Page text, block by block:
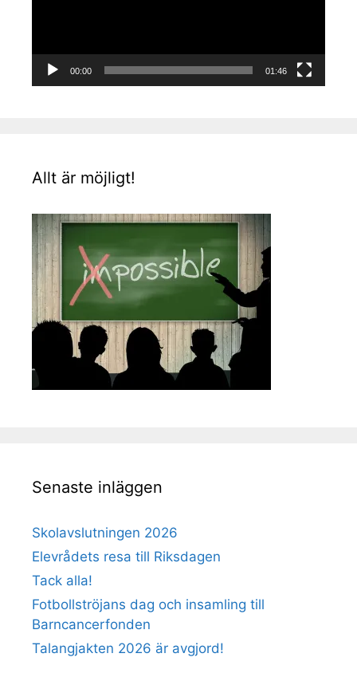
00:00 01:46
Allt är möjligt!
Senaste inläggen
Skolavslutningen 2026
Elevrådets resa till Riksdagen
Tack alla!
Fotbollströjans dag och insamling till
Barncancerfonden
Talangjakten 2026 är avgjord!